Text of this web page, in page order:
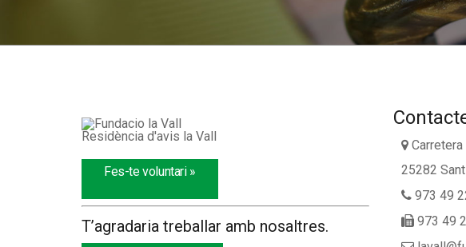
Residència d'avis la Vall
Fes-te voluntari »
T’agradaria treballar amb nosaltres.
25282
973 49
973 49